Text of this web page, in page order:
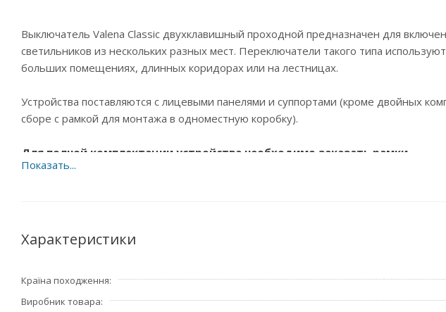
Выключатель Valena Classic двухклавишный проходной предназначен для
светильников из нескольких разных мест. Переключатели такого типа
больших помещениях, длинных коридорах или на лестницах.
Устройства поставляются с лицевыми панелями и суппортами (кроме двойных
сборе с рамкой для монтажа в одноместную коробку).
Для полной комплектации устройства необходимо заказать рамки.
• Разнообразие функций.
• Легкая центровка нескольких механизмов в ряд
• Прочный металлический суппорт.
Характеристики
Країна походження
Виробник товара